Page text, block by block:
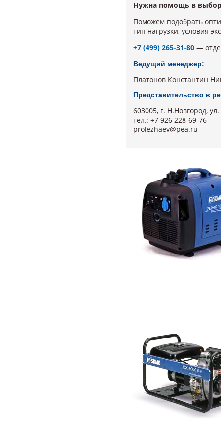
Нужна помощь в
Поможем подобрать
тип нагрузки, условия
+7 (499) 265-31-80 —
Ведущий менеджер:
Платонов Константин
Представительство в
603005, г. Н.Новгород,
тел.: +7 926 228-69-76
prolezhaev@pea.ru